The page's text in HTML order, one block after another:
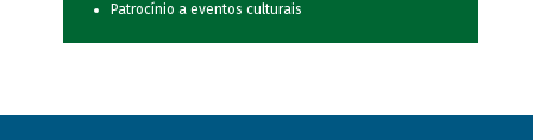
Patrocínio a eventos culturais